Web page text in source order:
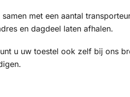
met een aantal
en dagdeel laten afhalen.
u uw toestel ook zelf bij ons